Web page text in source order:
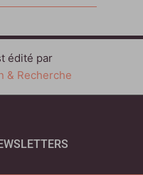
édité par
& Recherche